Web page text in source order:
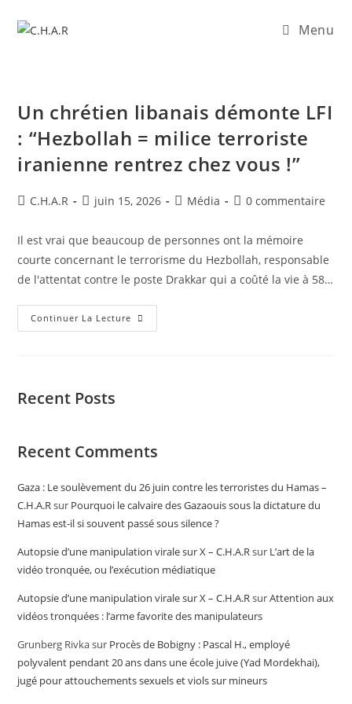
Menu
Un chrétien libanais démonte LFI
: “Hezbollah = milice terroriste
iranienne rentrez chez vous !”
C.H.A.R juin 15, 2026 Média 0 commentaire
Il est vrai que beaucoup de personnes ont la mémoire
courte concernant le terrorisme du Hezbollah, responsable
de l'attentat contre le poste Drakkar qui a coûté la vie à 58…
Continuer La Lecture
Recent Posts
Recent Comments
Gaza : Le soulèvement du 26 juin contre les terroristes du Hamas –
C.H.A.Rsur Pourquoi le calvaire des Gazaouis sous la dictature du
Hamas est-il si souvent passé sous silence ?
Autopsie d’une manipulation virale sur X – C.H.A.Rsur L’art de la
vidéo tronquée, ou l’exécution médiatique
Autopsie d’une manipulation virale sur X – C.H.A.RsurAttention aux
vidéos tronquées : l’arme favorite des manipulateurs
Grunberg Rivkasur Procès de Bobigny : Pascal H., employé
polyvalent pendant 20 ans dans une école juive (Yad Mordekhai),
jugé pour attouchements sexuels et viols sur mineurs